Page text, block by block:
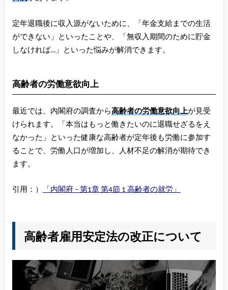
定年退職後に収入源がないために、「年金支給までの生活
ができない」といったことや、「無収入期間のために貯金
しなければ…」といった悩みが解消できます。
高齢者の労働意欲向上
最近では、内閣府の調査から高齢者の労働意欲向上が見受
けられます。「本当はもっと働きたいのに退職せざるをえ
なかった」といった健康な高齢者が定年後も労働に参加す
ることで、労働人口が増加し、人材不足の解消が期待でき
ます。
引用：） 「内閣府 – 第1章 第4節 1 高齢者の就労」
高齢者雇用安定法の改正について